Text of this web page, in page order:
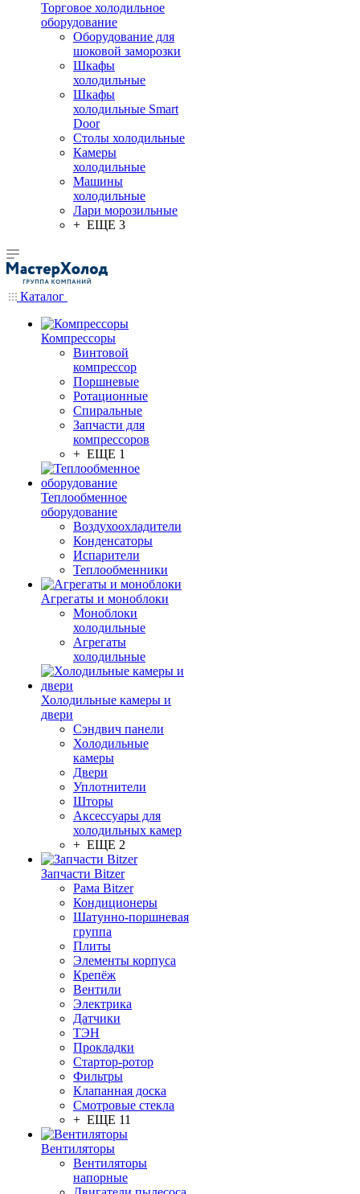
Торговое холодильное
оборудование
Оборудование для
шоковой заморозки
Шкафы
холодильные
Шкафы
холодильные Smart
Door
Столы холодильные
Камеры
холодильные
Машины
холодильные
Лари морозильные
+ ЕЩЕ 3
Каталог
Компрессоры
Винтовой
компрессор
Поршневые
Ротационные
Спиральные
Запчасти для
компрессоров
+ ЕЩЕ 1
Теплообменное
оборудование
Воздухоохладители
Конденсаторы
Испарители
Теплообменники
Агрегаты и моноблоки
Моноблоки
холодильные
Агрегаты
холодильные
Холодильные камеры и
двери
Сэндвич панели
Холодильные
камеры
Двери
Уплотнители
Шторы
Аксессуары для
холодильных камер
+ ЕЩЕ 2
Запчасти Bitzer
Рама Bitzer
Кондиционеры
Шатунно-поршневая
группа
Плиты
Элементы корпуса
Крепёж
Вентили
Электрика
Датчики
ТЭН
Прокладки
Стартор-ротор
Фильтры
Клапанная доска
Смотровые стекла
+ ЕЩЕ 11
Вентиляторы
Вентиляторы
напорные